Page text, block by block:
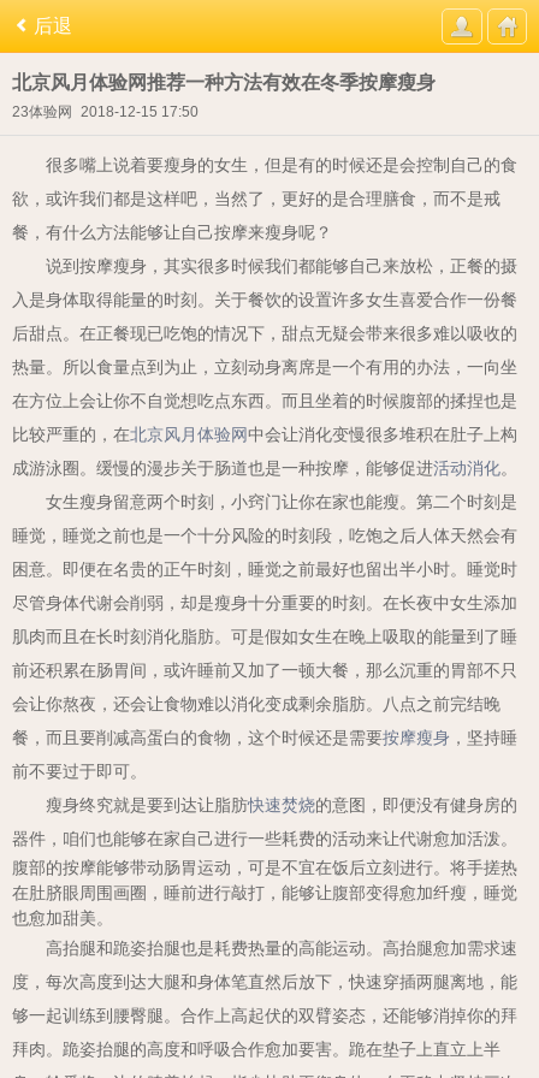
后退
北京风月体验网推荐一种方法有效在冬季按摩瘦身
23体验网 2018-12-15 17:50
很多嘴上说着要瘦身的女生，但是有的时候还是会控制自己的食
欲，或许我们都是这样吧，当然了，更好的是合理膳食，而不是戒
餐，有什么方法能够让自己按摩来瘦身呢？
说到按摩瘦身，其实很多时候我们都能够自己来放松，正餐的摄
入是身体取得能量的时刻。关于餐饮的设置许多女生喜爱合作一份餐
后甜点。在正餐现已吃饱的情况下，甜点无疑会带来很多难以吸收的
热量。所以食量点到为止，立刻动身离席是一个有用的办法，一向坐
在方位上会让你不自觉想吃点东西。而且坐着的时候腹部的揉捏也是
比较严重的，在北京风月体验网中会让消化变慢很多堆积在肚子上构
成游泳圈。缓慢的漫步关于肠道也是一种按摩，能够促进活动消化。
女生瘦身留意两个时刻，小窍门让你在家也能瘦。第二个时刻是
睡觉，睡觉之前也是一个十分风险的时刻段，吃饱之后人体天然会有
困意。即便在名贵的正午时刻，睡觉之前最好也留出半小时。睡觉时
尽管身体代谢会削弱，却是瘦身十分重要的时刻。在长夜中女生添加
肌肉而且在长时刻消化脂肪。可是假如女生在晚上吸取的能量到了睡
前还积累在肠胃间，或许睡前又加了一顿大餐，那么沉重的胃部不只
会让你熬夜，还会让食物难以消化变成剩余脂肪。八点之前完结晚
餐，而且要削减高蛋白的食物，这个时候还是需要按摩瘦身 ，坚持睡
前不要过于即可。
瘦身终究就是要到达让脂肪快速焚烧的意图，即便没有健身房的
器件，咱们也能够在家自己进行一些耗费的活动来让代谢愈加活泼。
腹部的按摩能够带动肠胃运动，可是不宜在饭后立刻进行。将手搓热
在肚脐眼周围画圈，睡前进行敲打，能够让腹部变得愈加纤瘦，睡觉
也愈加甜美。
高抬腿和跪姿抬腿也是耗费热量的高能运动。高抬腿愈加需求速
度，每次高度到达大腿和身体笔直然后放下，快速穿插两腿离地，能
够一起训练到腰臀腿。合作上高起伏的双臂姿态，还能够消掉你的拜
拜肉。跪姿抬腿的高度和呼吸合作愈加要害。跪在垫子上直立上半